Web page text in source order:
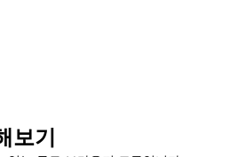
보기